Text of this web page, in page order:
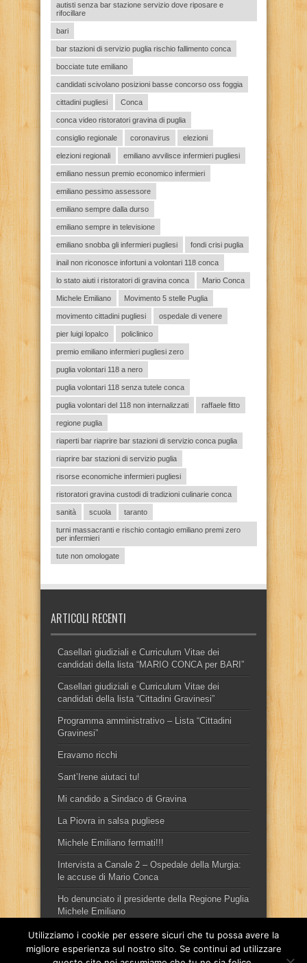
autisti senza bar stazione servizio dove riposare e
rifocillare
bari
bar stazioni di servizio puglia rischio fallimento conca
bocciate tute emiliano
candidati scivolano posizioni basse concorso oss foggia
cittadini pugliesi Conca
conca video ristoratori gravina di puglia
consiglio regionale coronavirus elezioni
elezioni regionali emiliano avvilisce infermieri pugliesi
emiliano nessun premio economico infermieri
emiliano pessimo assessore
emiliano sempre dalla durso
emiliano sempre in televisione
emiliano snobba gli infermieri pugliesi fondi crisi puglia
inail non riconosce infortuni a volontari 118 conca
lo stato aiuti i ristoratori di gravina conca Mario Conca
Michele Emiliano Movimento 5 stelle Puglia
movimento cittadini pugliesi ospedale di venere
pier luigi lopalco policlinico
premio emiliano infermieri pugliesi zero
puglia volontari 118 a nero
puglia volontari 118 senza tutele conca
puglia volontari del 118 non internalizzati raffaele fitto
regione puglia
riaperti bar riaprire bar stazioni di servizio conca puglia
riaprire bar stazioni di servizio puglia
risorse economiche infermieri pugliesi
ristoratori gravina custodi di tradizioni culinarie conca
sanità scuola taranto
turni massacranti e rischio contagio emiliano premi zero
per infermieri
tute non omologate
ARTICOLI RECENTI
Casellari giudiziali e Curriculum Vitae dei
candidati della lista “MARIO CONCA per BARI”
Casellari giudiziali e Curriculum Vitae dei
candidati della lista “Cittadini Gravinesi”
Programma amministrativo – Lista “Cittadini
Gravinesi”
Eravamo ricchi
Sant’Irene aiutaci tu!
Mi candido a Sindaco di Gravina
La Piovra in salsa pugliese
Michele Emiliano fermati!!!
Intervista a Canale 2 – Ospedale della Murgia:
le accuse di Mario Conca
Ho denunciato il presidente della Regione Puglia
Michele Emiliano
Utilizziamo i cookie per essere sicuri che tu possa avere la
migliore esperienza sul nostro sito. Se continui ad utilizzare